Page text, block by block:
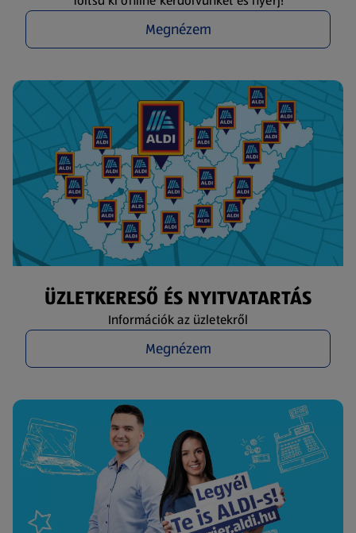
Megnézem
ÜZLETKERESŐ ÉS NYITVATARTÁS
Információk az üzletekről
Megnézem